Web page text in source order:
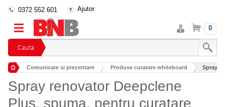
Cauta
0372 552 601 Ajutor
Intra
in
cont
Cos 0
Comunicare si prezentare Produse curatare whiteboard Spray
Spray renovator Deepclene
Plus, spuma, pentru curatare